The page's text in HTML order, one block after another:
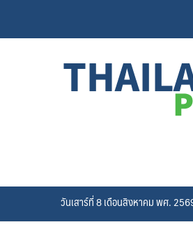
content
วันเสาร์ที่ 8 เดือนสิงหาคม พศ.